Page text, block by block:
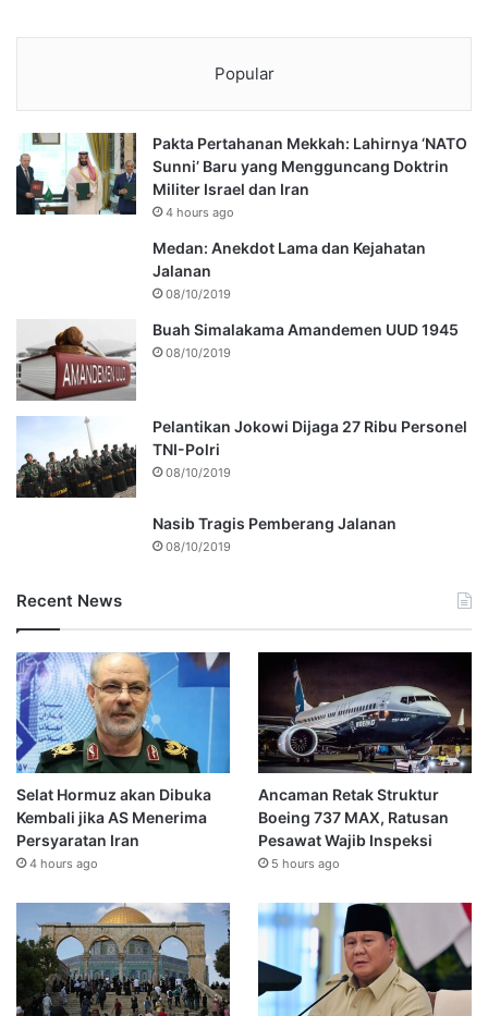
Popular
Pakta Pertahanan Mekkah: Lahirnya ‘NATO
Sunni’ Baru yang Mengguncang Doktrin
Militer Israel dan Iran
4 hours ago
Medan: Anekdot Lama dan Kejahatan
Jalanan
08/10/2019
Buah Simalakama Amandemen UUD 1945
08/10/2019
Pelantikan Jokowi Dijaga 27 Ribu Personel
TNI-Polri
08/10/2019
Nasib Tragis Pemberang Jalanan
08/10/2019
Recent News
Selat Hormuz akan Dibuka
Kembali jika AS Menerima
Persyaratan Iran
4 hours ago
Ancaman Retak Struktur
Boeing 737 MAX, Ratusan
Pesawat Wajib Inspeksi
5 hours ago